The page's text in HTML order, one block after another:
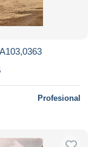
Profesional